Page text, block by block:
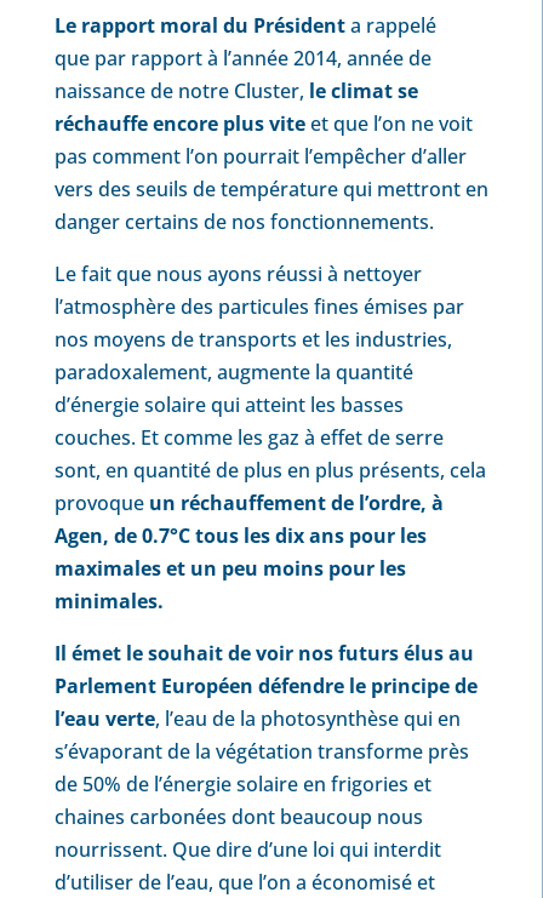
Le rapport moral du Présidenta rappelé
que par rapport à l’année 2014, année de
naissance de notre Cluster, le climat se
réchauffe encore plus viteet que l’on ne voit
pas comment l’on pourrait l’empêcher d’aller
vers des seuils de température qui mettront en
danger certains de nos fonctionnements.
Le fait que nous ayons réussi à nettoyer
l’atmosphère des particules fines émises par
nos moyens de transports et les industries,
paradoxalement, augmente la quantité
d’énergie solaire qui atteint les basses
couches. Et comme les gaz à effet de serre
sont, en quantité de plus en plus présents, cela
provoque un réchauffement de l’ordre, à
Agen, de 0.7°C tous les dix ans pour les
maximales et un peu moins pour les
minimales.
Il émet le souhait de voir nos futurs élus au
Parlement Européen défendre le principe de
l’eau verte, l’eau de la photosynthèse qui en
s’évaporant de la végétation transforme près
de 50% de l’énergie solaire en frigories et
chaines carbonées dont beaucoup nous
nourrissent. Que dire d’une loi qui interdit
d’utiliser de l’eau, que l’on a économisé et